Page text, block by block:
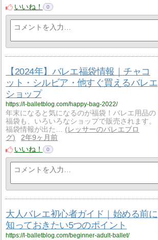
いいね！
0
【2024年】バレエ福袋情報｜チャコ
ット・シルビア・他すぐ買えるバレエ
ショップ
https://l-balletblog.com/happy-bag-2022/
年末になると気になるのが福袋！バレエ用品の
福袋も、いろいろなショップで販売されます。
福袋情報が出た…
レッサーのバレエブロ
グ
2年9ヶ月前
いいね！
0
大人バレエ初心者ガイド｜始める前に
知っておきたい5つのポイント
https://l-balletblog.com/beginner-adult-ballet/